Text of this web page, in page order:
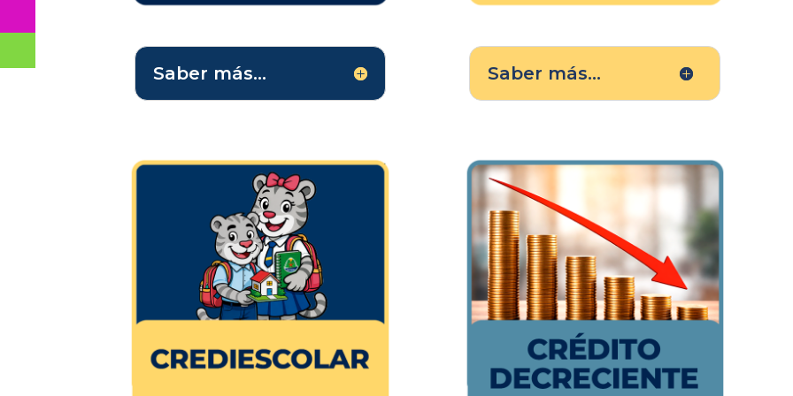
Saber más... Saber más...